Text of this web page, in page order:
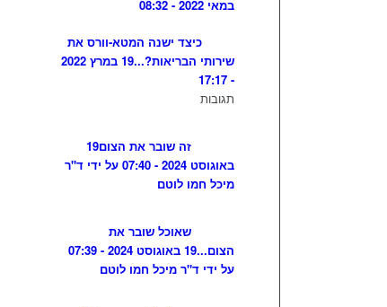
במאי 2022 - 08:32
כיצד ישנה המטא-וורס את
שירותי הבריאות?...
19 במרץ 2022
- 17:17
תגובות
זה שובר את הצום19
באוגוסט 2024 - 07:40 על ידי ד"ר
מיכל חמו לוטם
שאוכל שובר את
הצום...
19 באוגוסט 2024 - 07:39
על ידי ד"ר מיכל חמו לוטם